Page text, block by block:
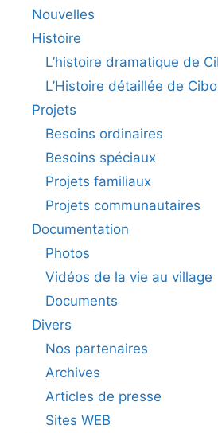
Nouvelles
Histoire
L’histoire dramatique de
L’Histoire détaillée de
Projets
Besoins ordinaires
Besoins spéciaux
Projets familiaux
Projets communautaires
Documentation
Photos
Vidéos de la vie au village
Documents
Divers
Nos partenaires
Archives
Articles de presse
Sites WEB